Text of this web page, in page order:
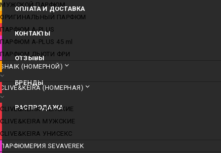
ОПЛАТА И ДОСТАВКА
КОНТАКТЫ
ОТЗЫВЫ
БРЕНДЫ
РАСПРОДАЖА
МУЖСКОЙ ПАРФЮМ
ОРИГИНАЛЬНЫЙ ПАРФЮМ
ПАРФЮМ A-PLUS
ПАРФЮМ A-PLUS 45 ml
ПАРФЮМ ДЬЮТИ ФРИ
SHAIK (НОМЕРНОЙ)
CLIVE&KEIRA (НОМЕРНАЯ)
CLIVE&KEIRA ЖЕНСКИЕ
CLIVE&KEIRA МУЖСКИЕ
CLIVE&KEIRA УНИСЕКС
ПАРФЮМЕРИЯ SEVAVEREK